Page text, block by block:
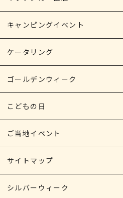
キャンピングイベント
ケータリング
ゴールデンウィーク
こどもの日
ご当地イベント
サイトマップ
シルバーウィーク